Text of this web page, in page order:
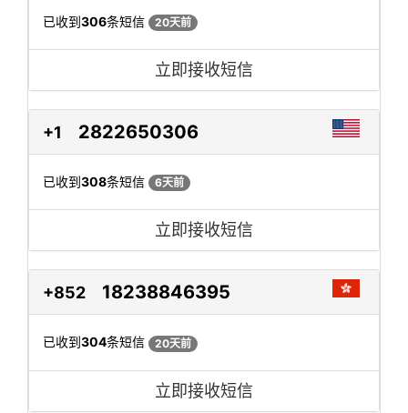
已收到306条短信 20天前
立即接收短信
+1 2822650306
已收到308条短信 6天前
立即接收短信
+852 18238846395
已收到304条短信 20天前
立即接收短信